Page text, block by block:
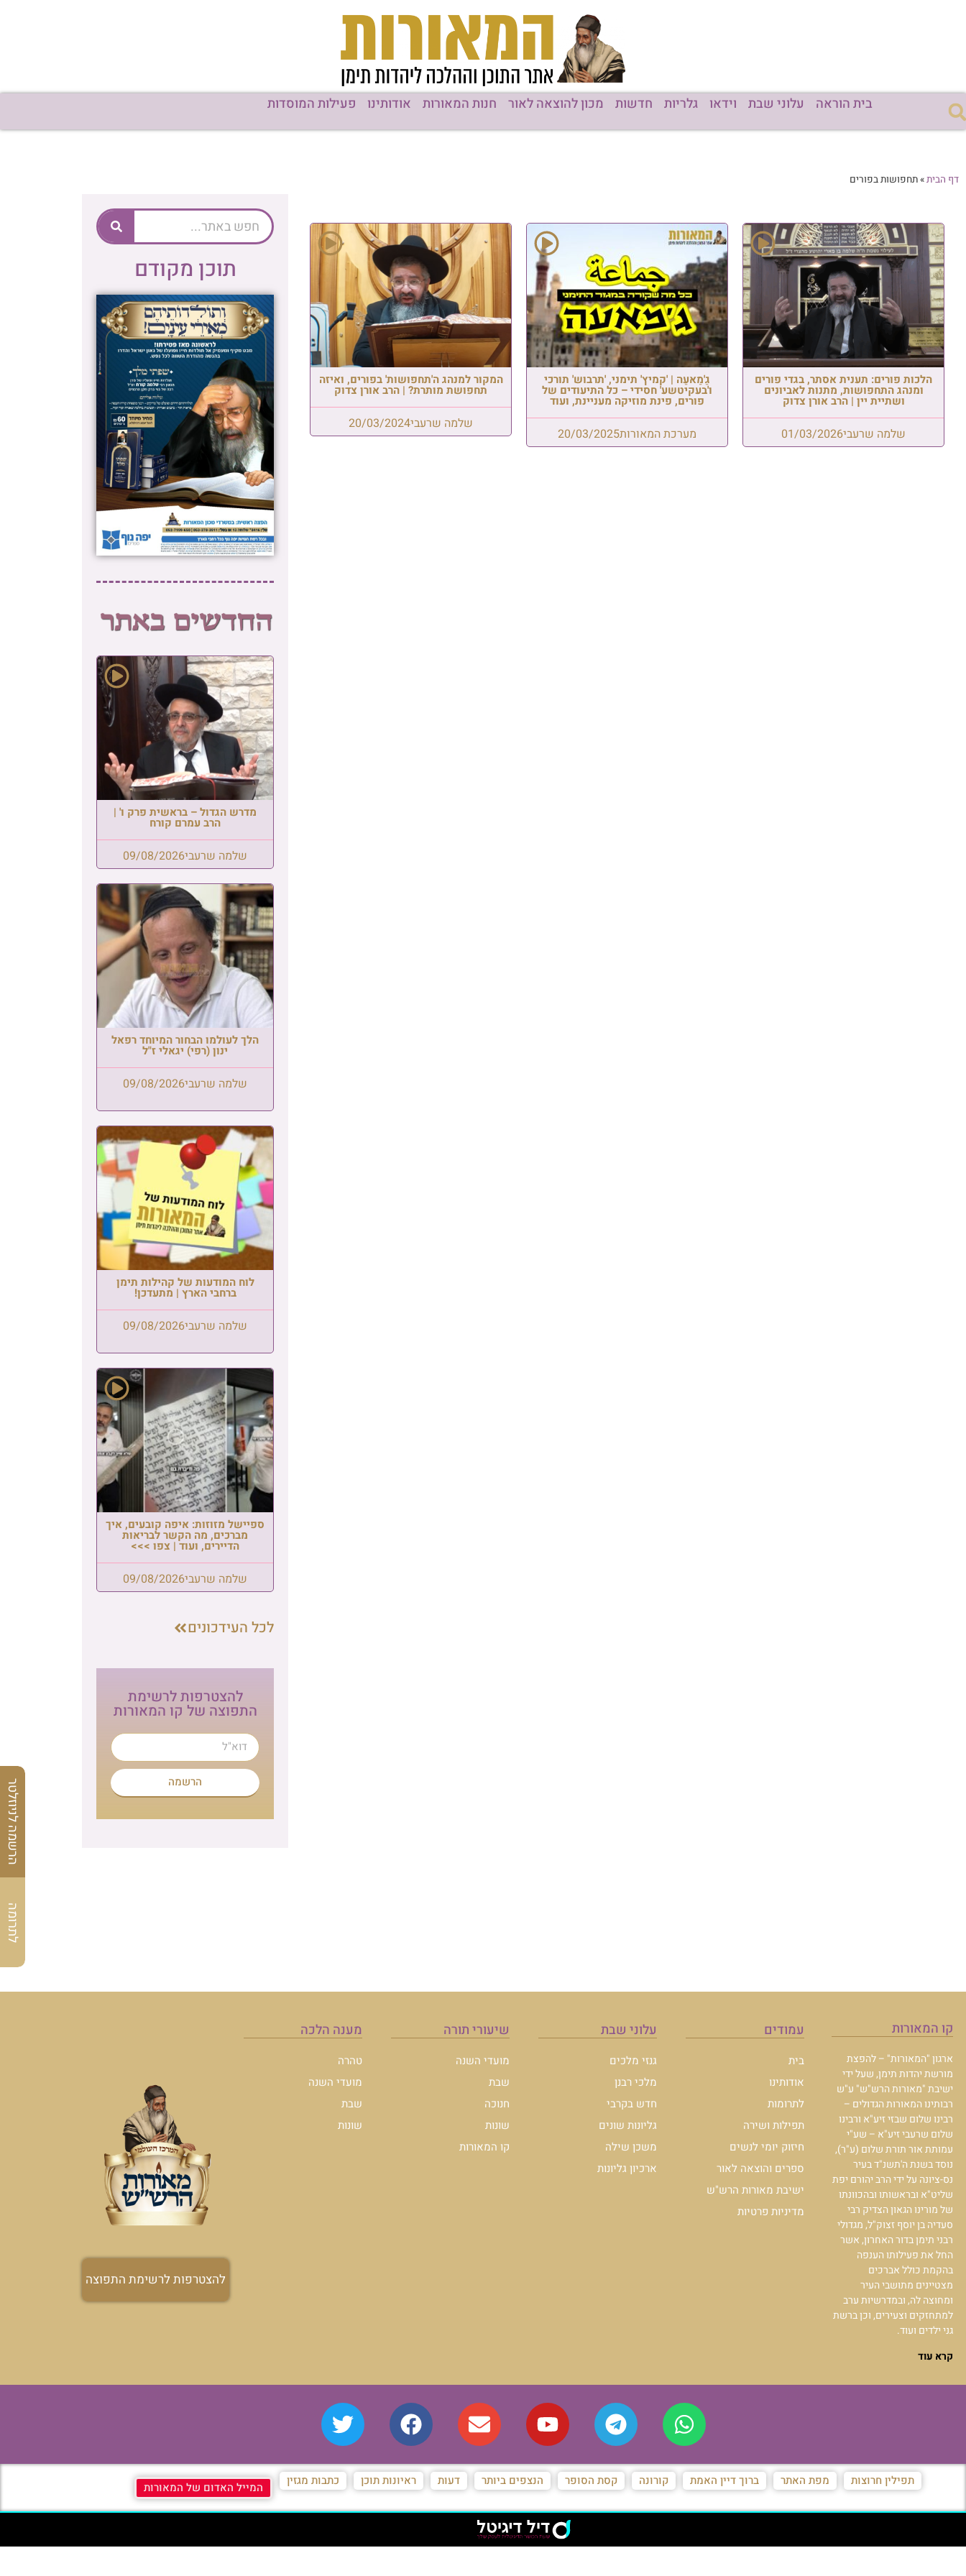
בית הוראה עלוני שבת וידאו גלריות חדשות מכון להוצאה לאור חנות המאורות אודותינו פעילות המוסדות
דף הבית»תחפושות בפורים
הלכות פורים: תענית אסתר, בגדי פורים
ומנהג התחפושות, מתנות לאביונים
ושתיית יין | הרב אורן צדוק
שלמה שרעבי01/03/2026
גַ'מַאעַה | 'קמיץ' תימני, 'תרבוש' תורכי
ו'בעקיטשע' חסידי – כל התיעודים של
פורים, פינת מוזיקה מעניינת, ועוד
מערכת המאורות20/03/2025
המקור למנהג ה'תחפושות' בפורים, ואיזה
תחפושת מותרת? | הרב אורן צדוק
שלמה שרעבי20/03/2024
תוכן מקודם
מדרש הגדול – בראשית פרק ו' |
הרב עמרם קורח
שלמה שרעבי09/08/2026
הלך לעולמו הבחור המיוחד רפאל
ינון (רפי) יגאלי ז"ל
שלמה שרעבי09/08/2026
לוח המודעות של קהילות תימן
ברחבי הארץ | מתעדכן!
שלמה שרעבי09/08/2026
ספיישל מזוזות: איפה קובעים, איך
מברכים, מה הקשר לבריאות
הדיירים, ועוד | צפו >>>
שלמה שרעבי09/08/2026
לכל העידכונים
להצטרפות לרשימת
התפוצה של קו המאורות
הרשמה
קו המאורות
ארגון "המאורות" – להפצת
מורשת יהדות תימן, שעל ידי
ישיבת "מאורות הרש"ש" ע"ש
רבותינו המאורות הגדולים –
רבינו שלום שבזי זיע"א ורבינו
שלום שרעבי זיע"א – שע"י
עמותת אור תורת שלום (ע"ר),
נוסד בשנת ה'תשנ"ד בעיר
נס-ציונה על ידי הרב יהורם יפת
שליט"א ובראשותו ובהכוונתו
של מורינו הגאון הצדיק רבי
סעדיה בן יוסף זצוק"ל, מגדולי
רבני תימן בדור האחרון, אשר
החל את פעילותו הענפה
בהקמת כולל אברכים
מצטיינים מתושבי העיר
ומחוצה לה, ובמדרשיות ערב
למתחזקים וצעירים, וכן ברשת
גני ילדים ועוד.
קרא עוד
עמודים
בית
אודותינו
לתרומות
תפילות ושירה
חיזוק יומי לנשים
ספרים והוצאה לאור
ישיבת מאורות הרש"ש
מדיניות פרטיות
עלוני שבת
גנזי מלכים
מלכי רבנן
חדש בקרבי
גליונות שונים
משכן שילה
ארכיון גליונות
שיעורי תורה
מועדי השנה
שבת
חנוכה
שונות
קו המאורות
מענה הלכה
טהרה
מועדי השנה
שבת
שונות
להצטרפות לרשימת התפוצה
הרשמה לניוזלטר
לתרומה
תפילין חרוצות מפת האתר ברוך דיין האמת קורונה קסת הסופר הנצפים ביותר דעות ראיונות תוכן כתבות מגזין המייל האדום של המאורות